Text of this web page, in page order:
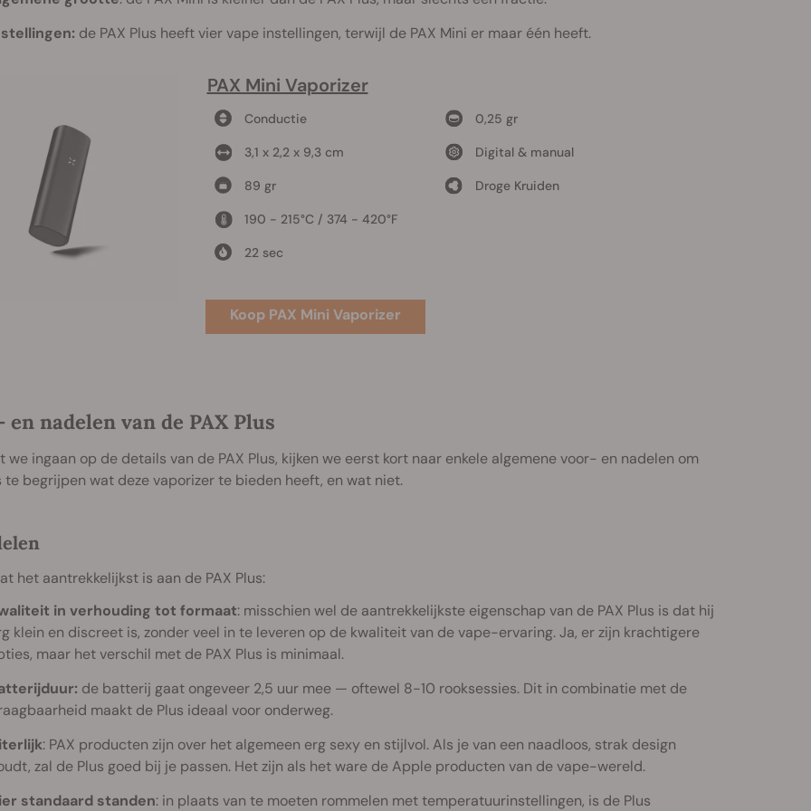
de PAX Plus heeft vier vape instellingen, terwijl de PAX Mini er maar één heeft.
PAX Mini Vaporizer
Conductie
3,1 x 2,2 x 9,3 cm
89 gr
190 - 215°C / 374 - 420°F
22 sec
0,25 gr
Digital & manual
Droge Kruiden
Koop PAX Mini Vaporizer
en nadelen van de PAX Plus
we ingaan op de details van de PAX Plus, kijken we eerst kort naar enkele algemene voor- en nadelen om
te begrijpen wat deze vaporizer te bieden heeft, en wat niet.
het aantrekkelijkst is aan de PAX Plus:
in verhouding tot formaat: misschien wel de aantrekkelijkste eigenschap van de PAX Plus is dat hij
klein en discreet is, zonder veel in te leveren op de kwaliteit van de vape-ervaring. Ja, er zijn krachtigere
maar het verschil met de PAX Plus is minimaal.
de batterij gaat ongeveer 2,5 uur mee — oftewel 8-10 rooksessies. Dit in combinatie met de
maakt de Plus ideaal voor onderweg.
: PAX producten zijn over het algemeen erg sexy en stijlvol. Als je van een naadloos, strak design
zal de Plus goed bij je passen. Het zijn als het ware de Apple producten van de vape-wereld.
standaard standen: in plaats van te moeten rommelen met temperatuurinstellingen, is de Plus